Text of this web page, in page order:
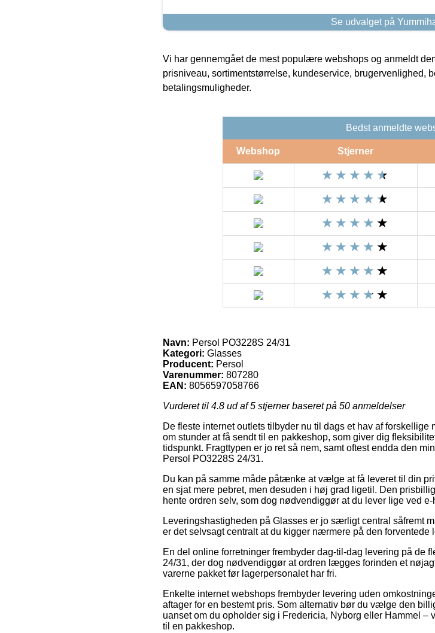
Se udvalget på
Vi har gennemgået de mest populære webshops og anmeldt
prisniveau, sortimentstørrelse, kundeservice, brugervenlighed,
betalingsmuligheder.
Bedst anmeldte
Webshop Stjerner
Navn: Persol PO3228S 24/31
Kategori: Glasses
Producent: Persol
Varenummer: 807280
EAN: 8056597058766
Vurderet til 4.8 ud af 5 stjerner baseret på 50 anmeldelser
De fleste internet outlets tilbyder nu til dags et hav af
om stunder at få sendt til en pakkeshop, som giver dig
tidspunkt. Fragttypen er jo ret så nem, samt oftest endda den
Persol PO3228S 24/31.
Du kan på samme måde påtænke at vælge at få leveret til din
en sjat mere pebret, men desuden i høj grad ligetil. Den
hente ordren selv, som dog nødvendiggør at du lever lige ved
Leveringshastigheden på Glasses er jo særligt central såfremt
er det selvsagt centralt at du kigger nærmere på den forventede
En del online forretninger frembyder dag-til-dag levering på de
24/31, der dog nødvendiggør at ordren lægges forinden et
varerne pakket før lagerpersonalet har fri.
Enkelte internet webshops frembyder levering uden
aftager for en bestemt pris. Som alternativ bør du vælge den
uanset om du opholder sig i Fredericia, Nyborg eller Hammel –
til en pakkeshop.